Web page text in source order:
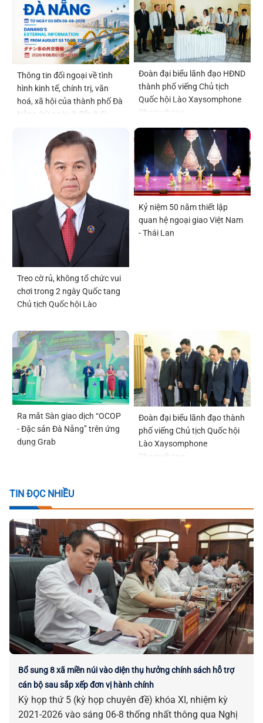
Thông tin đối ngoại về tình
hình kinh tế, chính trị, văn
hoá, xã hội của thành phố Đà
Nẵng (từ ngày 3 đến 8-8)
Đoàn đại biểu lãnh đạo HĐND
thành phố viếng Chủ tịch
Quốc hội Lào Xaysomphone
Phomvihane
Treo cờ rủ, không tổ chức vui
chơi trong 2 ngày Quốc tang
Chủ tịch Quốc hội Lào
Kỷ niệm 50 năm thiết lập
quan hệ ngoại giao Việt Nam
- Thái Lan
Ra mắt Sàn giao dịch “OCOP
- Đặc sản Đà Nẵng” trên ứng
dụng Grab
Đoàn đại biểu lãnh đạo thành
phố viếng Chủ tịch Quốc hội
Lào Xaysomphone
Phomvihane
TIN ĐỌC NHIỀU
Bổ sung 8 xã miền núi vào diện thụ hưởng chính sách hỗ trợ
cán bộ sau sắp xếp đơn vị hành chính
Kỳ họp thứ 5 (kỳ họp chuyên đề) khóa XI, nhiệm kỳ
2021-2026 vào sáng 06-8 thống nhất thông qua Nghị